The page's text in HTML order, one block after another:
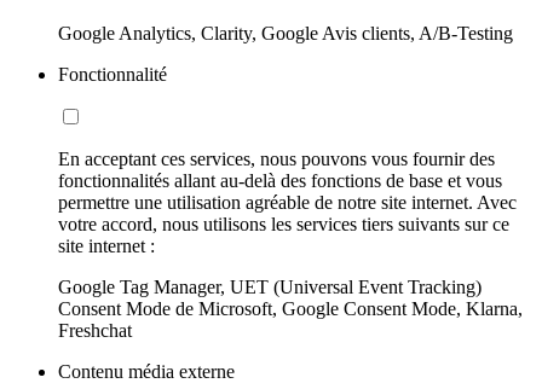
Google Analytics, Clarity, Google Avis clients, A/B-Testing
Fonctionnalité
En acceptant ces services, nous pouvons vous fournir des
fonctionnalités allant au-delà des fonctions de base et vous
permettre une utilisation agréable de notre site internet. Avec
votre accord, nous utilisons les services tiers suivants sur ce
site internet :
Google Tag Manager, UET (Universal Event Tracking)
Consent Mode de Microsoft, Google Consent Mode, Klarna,
Freshchat
Contenu média externe